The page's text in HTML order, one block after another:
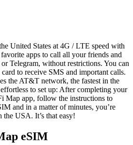
United States at 4G / LTE speed with
apps to call all your friends and
Telegram, without restrictions. You can
to receive SMS and important calls.
the AT&T network, the fastest in the
to set up: After completing your
Map app, follow the instructions to
and in a matter of minutes, you’re
the USA. It’s that easy!
eSIM